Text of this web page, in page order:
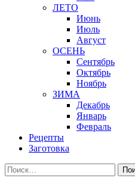
ЛЕТО
Июнь
Июль
Август
ОСЕНЬ
Сентябрь
Октябрь
Ноябрь
ЗИМА
Декабрь
Январь
Февраль
Рецепты
Заготовка
Найти: